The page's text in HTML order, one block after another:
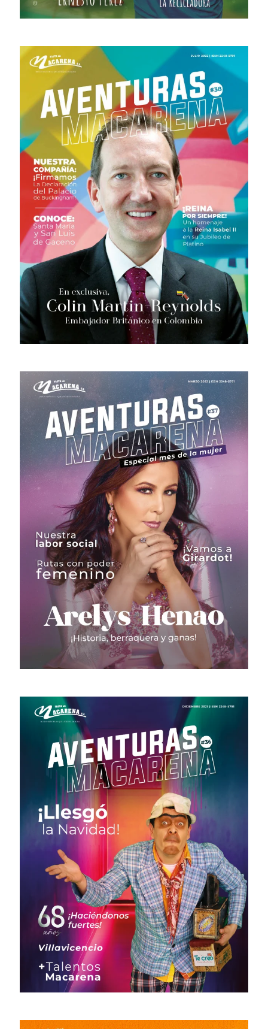
# 39 · Septiembre - Diciembre 2022
# 38 · Junio - Septiembre 2022
# 37 · Marzo - Junio 2022